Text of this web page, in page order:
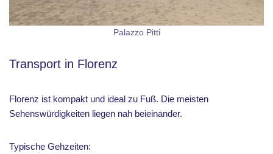
Palazzo Pitti
Transport in Florenz
Florenz ist kompakt und ideal zu Fuß. Die meisten
Sehenswürdigkeiten liegen nah beieinander.
Typische Gehzeiten: